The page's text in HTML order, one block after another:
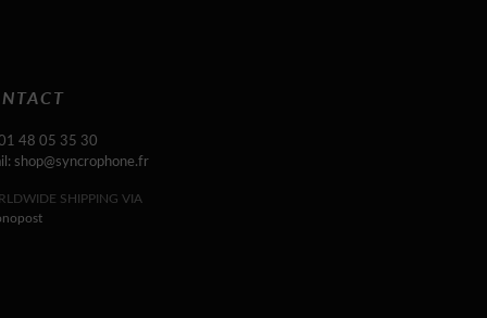
48 05 35 30
shop@syncrophone.fr
SHIPPING VIA